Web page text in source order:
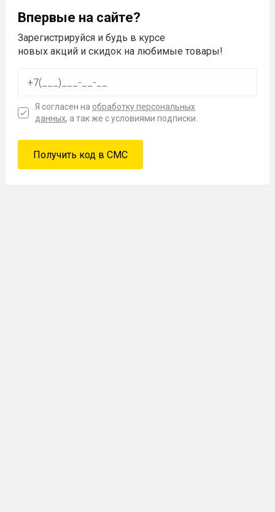
Впервые на сайте?
Зарегистрируйся и будь в курсе
новых акций и скидок на любимые товары!
Я согласен на обработку персональных
данных, а так же с условиями подписки.